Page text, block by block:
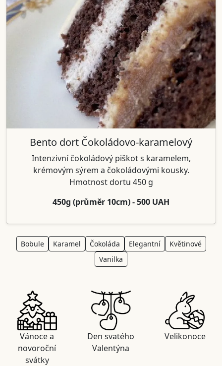
Bento dort Čokoládovo-karamelový
Intenzivní čokoládový piškot s karamelem,
krémovým sýrem a čokoládovými kousky.
Hmotnost dortu 450 g
450g (průměr 10cm) - 500 UAH
Bobule Karamel Čokoláda Elegantní
Květinové
Vanilka
Vánoce a
novoroční
svátky
Den svatého
Valentýna
Velikonoce